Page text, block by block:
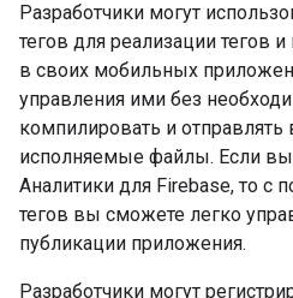
Разработчики могут
тегов для реализации тегов
в своих мобильных
управления ими без
компилировать и отправлять
исполняемые файлы. Если вы
Аналитики для Firebase, то
тегов вы сможете легко
публикации приложения.
Разработчики могут